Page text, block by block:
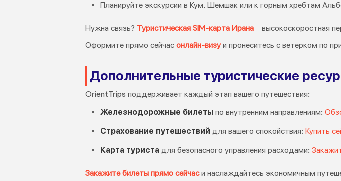
Планируйте экскурсии в Кум, Шемшак или к горным хребтам
Нужна связь? Туристическая SIM-карта Ирана – высокоскоростная
Оформите прямо сейчас онлайн-визуи пронеситесь с ветерком по
Дополнительные туристические
OrientTrips поддерживает каждый этап вашего путешествия:
Железнодорожные билеты по внутренним направлениям:
Страхование путешествий для вашего спокойствия: Купить
Карта туриста для безопасного управления расходами:
Закажите билеты прямо сейчаси наслаждайтесь экономичным